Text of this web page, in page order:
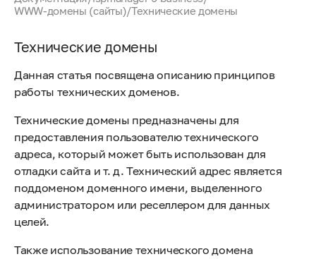
WWW-домены (сайты)/Технические домены
Технические домены
Данная статья посвящена описанию принципов
работы технических доменов.
Технические домены предназначены для
предоставления пользователю технического
адреса, который может быть использован для
отладки сайта и т. д. Технический адрес является
поддоменом доменного имени, выделенного
администратором или реселлером для данных
целей.
Также использование технического домена